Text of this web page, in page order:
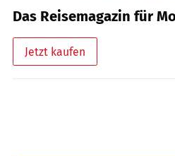
Das Reisemagazin für
Jetzt kaufen